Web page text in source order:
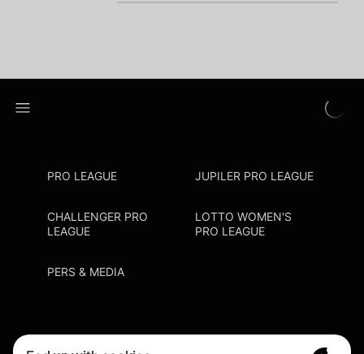
PRO LEAGUE JUPILER PRO LEAGUE
CHALLENGER PRO
LEAGUE
LOTTO WOMEN'S
PRO LEAGUE
PERS & MEDIA